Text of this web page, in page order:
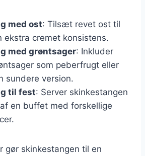
med ost: Tilsæt revet ost til
ekstra cremet konsistens.
med grøntsager: Inkluder
som peberfrugt eller
sundere version.
til fest: Server skinkestangen
en buffet med forskellige
gør skinkestangen til en